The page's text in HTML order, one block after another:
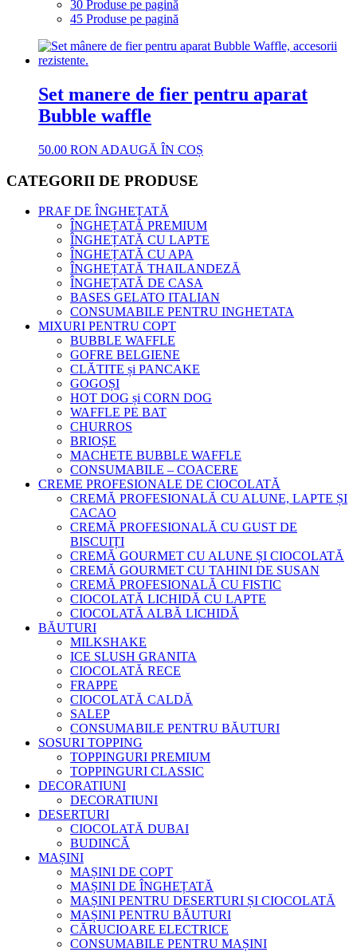
30 Produse pe pagină
45 Produse pe pagină
Set manere de fier pentru aparat
Bubble waffle
50.00 RON ADAUGĂ ÎN COȘ
CATEGORII DE PRODUSE
PRAF DE ÎNGHEȚATĂ
ÎNGHEȚATĂ PREMIUM
ÎNGHEȚATĂ CU LAPTE
ÎNGHEȚATĂ CU APA
ÎNGHEȚATĂ THAILANDEZĂ
ÎNGHEȚATĂ DE CASA
BASES GELATO ITALIAN
CONSUMABILE PENTRU INGHETATA
MIXURI PENTRU COPT
BUBBLE WAFFLE
GOFRE BELGIENE
CLĂTITE și PANCAKE
GOGOȘI
HOT DOG și CORN DOG
WAFFLE PE BAT
CHURROS
BRIOȘE
MACHETE BUBBLE WAFFLE
CONSUMABILE – COACERE
CREME PROFESIONALE DE CIOCOLATĂ
CREMĂ PROFESIONALĂ CU ALUNE, LAPTE ȘI
CACAO
CREMĂ PROFESIONALĂ CU GUST DE
BISCUIȚI
CREMĂ GOURMET CU ALUNE ȘI CIOCOLATĂ
CREMĂ GOURMET CU TAHINI DE SUSAN
CREMĂ PROFESIONALĂ CU FISTIC
CIOCOLATĂ LICHIDĂ CU LAPTE
CIOCOLATĂ ALBĂ LICHIDĂ
BĂUTURI
MILKSHAKE
ICE SLUSH GRANITA
CIOCOLATĂ RECE
FRAPPE
CIOCOLATĂ CALDĂ
SALEP
CONSUMABILE PENTRU BĂUTURI
SOSURI TOPPING
TOPPINGURI PREMIUM
TOPPINGURI CLASSIC
DECORATIUNI
DECORATIUNI
DESERTURI
CIOCOLATĂ DUBAI
BUDINCĂ
MAȘINI
MAȘINI DE COPT
MAȘINI DE ÎNGHEȚATĂ
MAȘINI PENTRU DESERTURI ȘI CIOCOLATĂ
MAȘINI PENTRU BĂUTURI
CĂRUCIOARE ELECTRICE
CONSUMABILE PENTRU MAȘINI